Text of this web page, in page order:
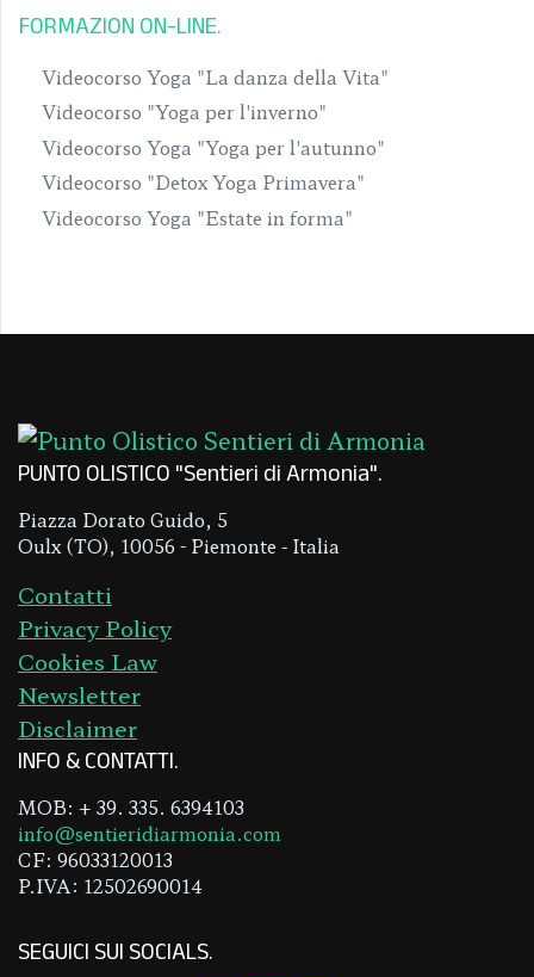
FORMAZION ON-LINE
Videocorso Yoga "La danza della Vita"
Videocorso "Yoga per l'inverno"
Videocorso Yoga "Yoga per l'autunno"
Videocorso "Detox Yoga Primavera"
Videocorso Yoga "Estate in forma"
PUNTO OLISTICO "Sentieri di Armonia"
Piazza Dorato Guido, 5
Oulx (TO), 10056 - Piemonte - Italia
Contatti
Privacy Policy
Cookies Law
Newsletter
Disclaimer
INFO & CONTATTI
MOB: + 39. 335. 6394103
info@sentieridiarmonia.com
CF: 96033120013
P.IVA: 12502690014
SEGUICI SUI SOCIALS